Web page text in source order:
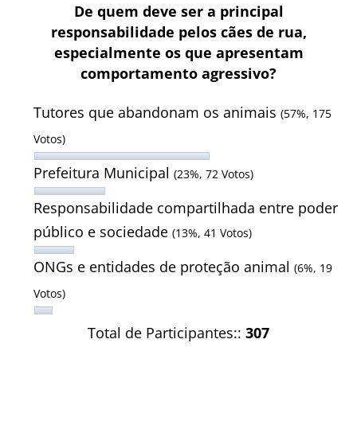
De quem deve ser a principal
responsabilidade pelos cães de rua,
especialmente os que apresentam
comportamento agressivo?
Tutores que abandonam os animais (57%, 175
Votos)
Prefeitura Municipal (23%, 72 Votos)
Responsabilidade compartilhada entre poder
público e sociedade (13%, 41 Votos)
ONGs e entidades de proteção animal (6%, 19
Votos)
Total de Participantes:: 307